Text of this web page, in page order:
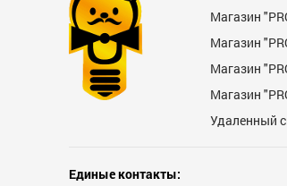
Недостатки
Магазин
Магазин
Магазин
Магазин
Удаленный
Единые контакты: